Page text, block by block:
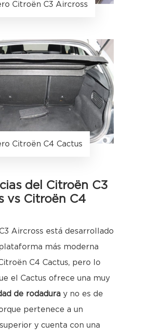
Citroën C3 Aircross
Citroën C4 Cactus
del Citroën C3
vs Citroën C4
Aircross está desarrollado
más moderna
C4 Cactus, pero lo
el Cactus ofrece una muy
de rodadura y no es de
pertenece a un
y cuenta con una